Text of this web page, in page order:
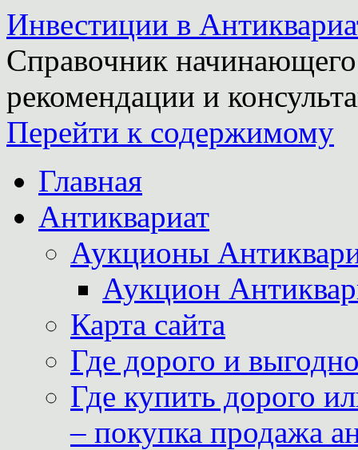
Инвестиции в
Справочник
рекомендации и
Перейти к содержимому
Главная
Антиквариат
Аукционы
Аукцион
Карта сайта
Где дорого и
Где купить дорого
– покупка продажа